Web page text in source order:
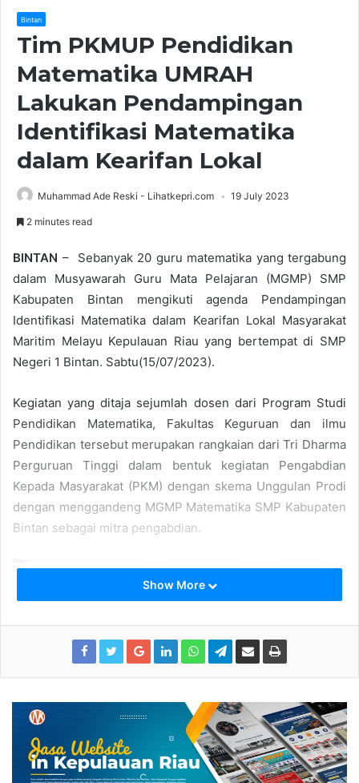
Bintan
Tim PKMUP Pendidikan
Matematika UMRAH
Lakukan Pendampingan
Identifikasi Matematika
dalam Kearifan Lokal
Muhammad Ade Reski - Lihatkepri.com 19 July 2023
2 minutes read
BINTAN – Sebanyak 20 guru matematika yang tergabung
dalam Musyawarah Guru Mata Pelajaran (MGMP) SMP
Kabupaten Bintan mengikuti agenda Pendampingan
Identifikasi Matematika dalam Kearifan Lokal Masyarakat
Maritim Melayu Kepulauan Riau yang bertempat di SMP
Negeri 1 Bintan. Sabtu(15/07/2023).
Kegiatan yang ditaja sejumlah dosen dari Program Studi
Pendidikan Matematika, Fakultas Keguruan dan ilmu
Pendidikan tersebut merupakan rangkaian dari Tri Dharma
Perguruan Tinggi dalam bentuk kegiatan Pengabdian
Kepada Masyarakat (PKM) dengan skema Unggulan Prodi
dengan menggandeng MGMP Matematika SMP Kabupaten
Bintan sebagai mitra pengabdian.
Pendampingan Identifikasi Matematika dalam Kearifan Lokal
Masyarakat Maritim Melayu Kepulauan Riau
Tim dosen yang beranggotakan Febrian, Puji Astuti, Linda
Show More